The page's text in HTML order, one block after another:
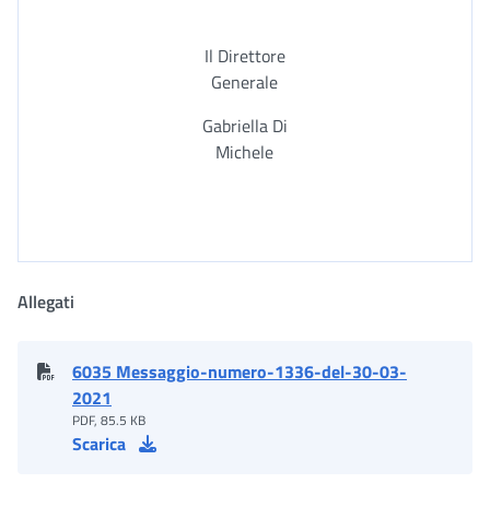
Il Direttore
Generale
Gabriella Di
Michele
Allegati
6035 Messaggio-numero-1336-del-30-03-
2021
PDF, 85.5 KB
Scarica